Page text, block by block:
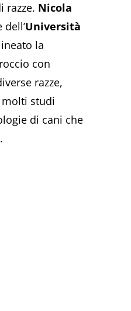
razze. Nicola
Università
la
con
razze,
studi
di cani che